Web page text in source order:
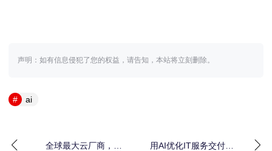
声明：如有信息侵犯了您的权益，请告知，本站将立刻删除。
ai
全球最大云厂商，将
用AI优化IT服务交付：